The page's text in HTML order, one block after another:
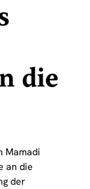
die
Mamadi
an die
der